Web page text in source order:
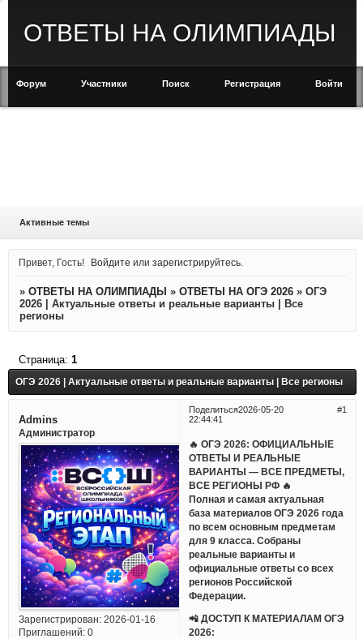
ОТВЕТЫ НА ОЛИМПИАДЫ
Форум Участники Поиск Регистрация Войти
Активные темы
Привет, Гость! Войдите илизарегистрируйтесь
» ОТВЕТЫ НА ОЛИМПИАДЫ » ОТВЕТЫ НА ОГЭ 2026 » ОГЭ
2026 | Актуальные ответы и реальные варианты | Все
регионы
ОГЭ 2026 | Актуальные ответы и реальные варианты | Все регионы
Страница: 1
Поделиться 1
2026-05-20
22:44:41
Admins
Администратор
Зарегистрирован: 2026-01-16
Приглашений:0
🔥 ОГЭ 2026: ОФИЦИАЛЬНЫЕ
ОТВЕТЫ И РЕАЛЬНЫЕ
ВАРИАНТЫ — ВСЕ ПРЕДМЕТЫ,
ВСЕ РЕГИОНЫ РФ 🔥
Полная и самая актуальная
база материалов ОГЭ 2026 года
по всем основным предметам
для 9 класса. Собраны
реальные варианты и
официальные ответы со всех
регионов Российской
Федерации.
📲 ДОСТУП К МАТЕРИАЛАМ ОГЭ
2026: